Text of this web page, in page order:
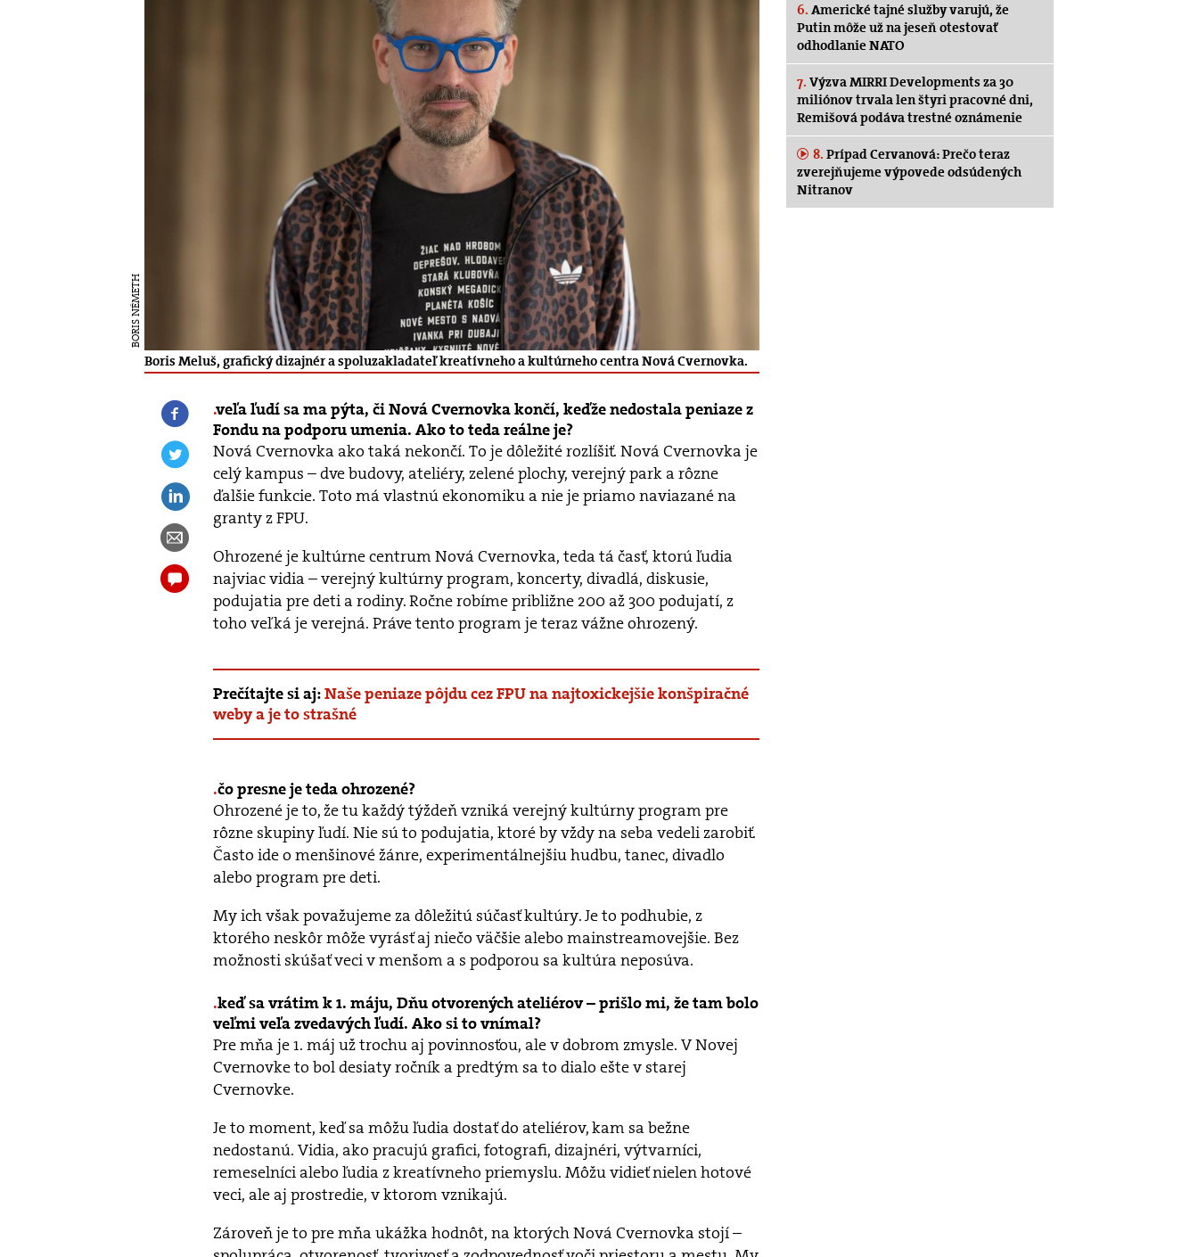
BORIS NÉMETH
Boris Meluš, grafický dizajnér a spoluzakladateľ kreatívneho a kultúrneho centra Nová Cvernovka.
veľa ľudí sa ma pýta, či Nová Cvernovka končí, keďže nedostala peniaze z
Fondu na podporu umenia. Ako to teda reálne je?
Nová Cvernovka ako taká nekončí. To je dôležité rozlíšiť. Nová Cvernovka je
celý kampus – dve budovy, ateliéry, zelené plochy, verejný park a rôzne
ďalšie funkcie. Toto má vlastnú ekonomiku a nie je priamo naviazané na
granty z FPU.
Ohrozené je kultúrne centrum Nová Cvernovka, teda tá časť, ktorú ľudia
najviac vidia – verejný kultúrny program, koncerty, divadlá, diskusie,
podujatia pre deti a rodiny. Ročne robíme približne 200 až 300 podujatí, z
toho veľká je verejná. Práve tento program je teraz vážne ohrozený.
Prečítajte si aj:Naše peniaze pôjdu cez FPU na najtoxickejšie konšpiračné
weby a je to strašné
čo presne je teda ohrozené?
Ohrozené je to, že tu každý týždeň vzniká verejný kultúrny program pre
rôzne skupiny ľudí. Nie sú to podujatia, ktoré by vždy na seba vedeli zarobiť.
Často ide o menšinové žánre, experimentálnejšiu hudbu, tanec, divadlo
alebo program pre deti.
My ich však považujeme za dôležitú súčasť kultúry. Je to podhubie, z
ktorého neskôr môže vyrásť aj niečo väčšie alebo mainstreamovejšie. Bez
možnosti skúšať veci v menšom a s podporou sa kultúra neposúva.
keď sa vrátim k 1. máju, Dňu otvorených ateliérov – prišlo mi, že tam bolo
veľmi veľa zvedavých ľudí. Ako si to vnímal?
Pre mňa je 1. máj už trochu aj povinnosťou, ale v dobrom zmysle. V Novej
Cvernovke to bol desiaty ročník a predtým sa to dialo ešte v starej
Cvernovke.
Je to moment, keď sa môžu ľudia dostať do ateliérov, kam sa bežne
nedostanú. Vidia, ako pracujú grafici, fotografi, dizajnéri, výtvarníci,
remeselníci alebo ľudia z kreatívneho priemyslu. Môžu vidieť nielen hotové
veci, ale aj prostredie, v ktorom vznikajú.
Zároveň je to pre mňa ukážka hodnôt, na ktorých Nová Cvernovka stojí –
6. Americké tajné služby varujú, že
Putin môže už na jeseň otestovať
odhodlanie NATO
7. Výzva MIRRI Developments za 30
miliónov trvala len štyri pracovné dni,
Remišová podáva trestné oznámenie
8. Prípad Cervanová: Prečo teraz
zverejňujeme výpovede odsúdených
Nitranov